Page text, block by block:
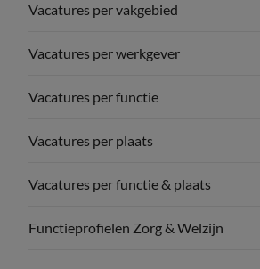
Vacatures per vakgebied
Vacatures per werkgever
Vacatures per functie
Vacatures per plaats
Vacatures per functie & plaats
Functieprofielen Zorg & Welzijn